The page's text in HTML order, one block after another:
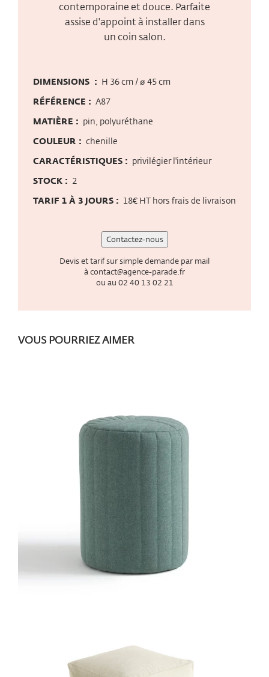
contemporaine et douce. Parfaite
assise d'appoint à installer dans
un coin salon.
DIMENSIONS : H 36 cm / ø 45 cm
RÉFÉRENCE : A87
MATIÈRE : pin, polyuréthane
COULEUR : chenille
CARACTÉRISTIQUES : privilégier l'intérieur
STOCK : 2
TARIF 1 À 3 JOURS : 18€ HT hors frais de livraison
Contactez-nous
Devis et tarif sur simple demande par mail
àcontact@agence-parade.fr
ou au 02 40 13 02 21
VOUS POURRIEZ AIMER